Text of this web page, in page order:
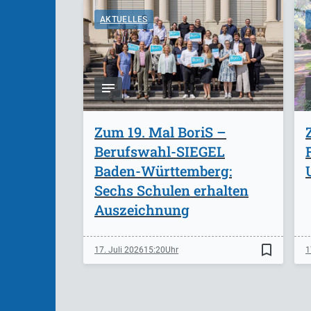
AKTUELLES
Zum 19. Mal BoriS –
Berufswahl-SIEGEL
Baden-Württemberg:
Sechs Schulen erhalten
Auszeichnung
17. Juli 202615:20 bookmark_border